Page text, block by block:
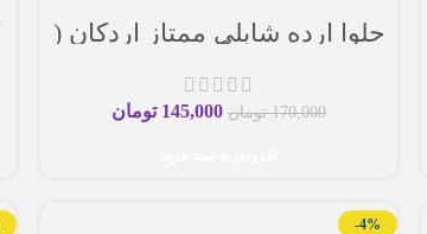
حلوا ارده شابلی ممتاز اردکان (
۸۰۰گرم )
170,000 تومان 145,000 تومان
-4%